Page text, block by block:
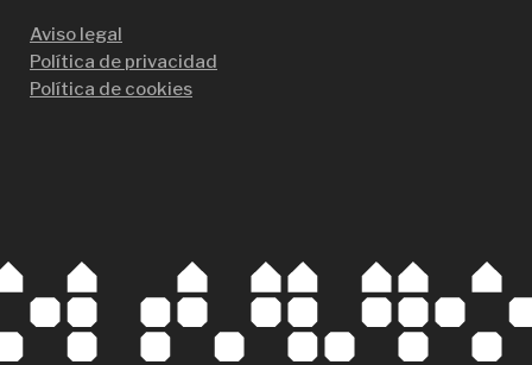
Aviso legal
Política de privacidad
Política de cookies